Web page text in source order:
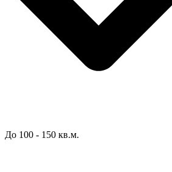
До 100 - 150 кв.м.